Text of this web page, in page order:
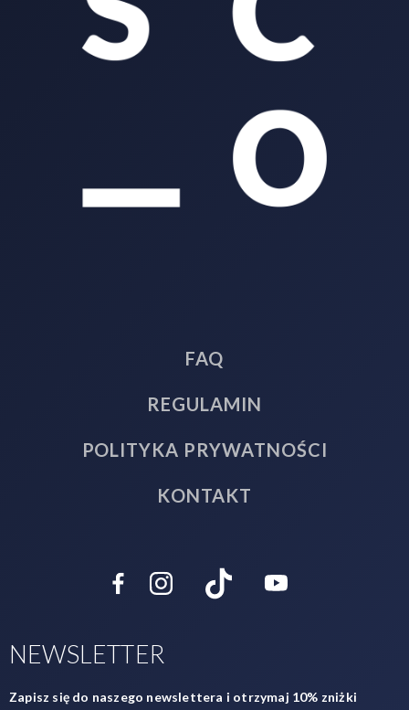
FAQ
REGULAMIN
POLITYKA PRYWATNOŚCI
KONTAKT
NEWSLETTER
Zapisz się do naszego newslettera i otrzymaj 10% zniżki